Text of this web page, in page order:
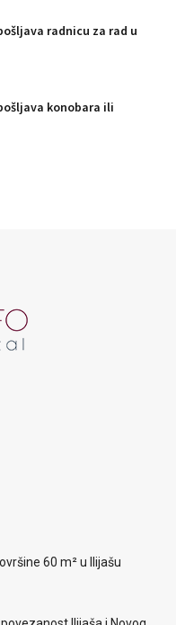
radnicu za rad u
konobara ili
60 m² u Ilijašu